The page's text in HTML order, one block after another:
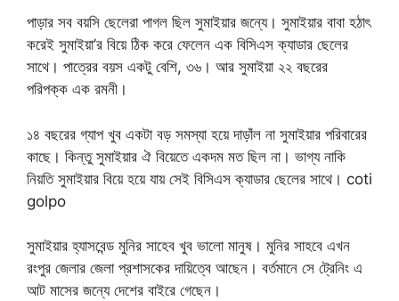
পাড়ার সব বয়সি ছেলেরা পাগল ছিল সুমাইয়ার জন্যে। সুমাইয়ার বাবা হঠাৎ
করেই সুমাইয়া’র বিয়ে ঠিক করে ফেলেন এক বিসিএস ক্যাডার ছেলের
সাথে। পাত্রের বয়স একটু বেশি, ৩৬। আর সুমাইয়া ২২ বছরের
পরিপক্ক এক রমনী।
১৪ বছরের গ্যাপ খুব একটা বড় সমস্যা হয়ে দাড়াঁল না সুমাইয়ার পরিবারের
কাছে। কিন্তু সুমাইয়ার ঐ বিয়েতে একদম মত ছিল না। ভাগ্য নাকি
নিয়তি সুমাইয়ার বিয়ে হয়ে যায় সেই বিসিএস ক্যাডার ছেলের সাথে। coti
golpo
সুমাইয়ার হ্যাসবেন্ড মুনির সাহেব খুব ভালো মানুষ। মুনির সাহবে এখন
রংপুর জেলার জেলা প্রশাসকের দায়িত্বে আছেন। বর্তমানে সে ট্রেনিং এ
আট মাসের জন্যে দেশের বাইরে গেছেন।